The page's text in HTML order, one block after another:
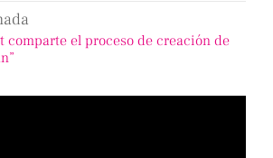
comparte el proceso de creación de